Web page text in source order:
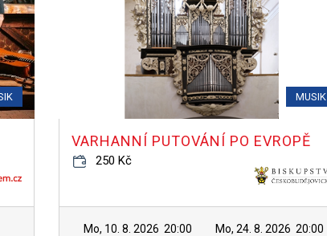
MUSIK
VARHANNÍ PUTOVÁNÍ PO EVROPĚ
250 Kč
Mo, 10. 8. 2026 20:00 Mo, 24. 8. 2026 20:00